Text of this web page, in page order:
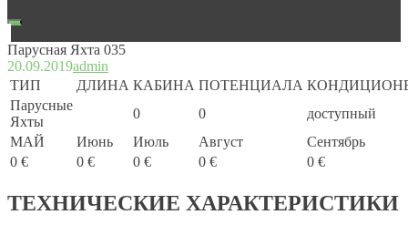
Парусная Яхта 035
20.09.2019admin
ТИП
ДЛИНА КАБИНА ПОТЕНЦИАЛА
Парусные
Яхты
0 0
доступный
МАЙ
Июнь Июль Август
Сентябрь
0 €
0 € 0 € 0 € 0 €
ТЕХНИЧЕСКИЕ ХАРАКТЕРИСТИКИ